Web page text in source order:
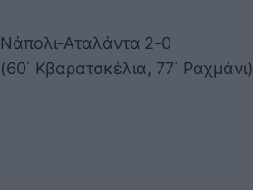
Νάπολι-Αταλάντα 2-0
(60΄ Κβαρατσκέλια, 77΄ Ραχμάνι)